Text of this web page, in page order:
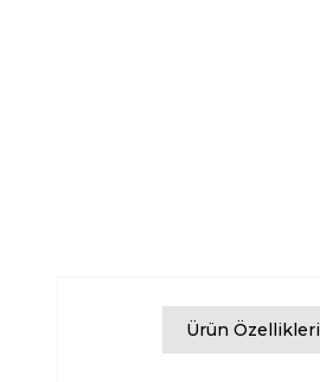
Ürün Özellikleri